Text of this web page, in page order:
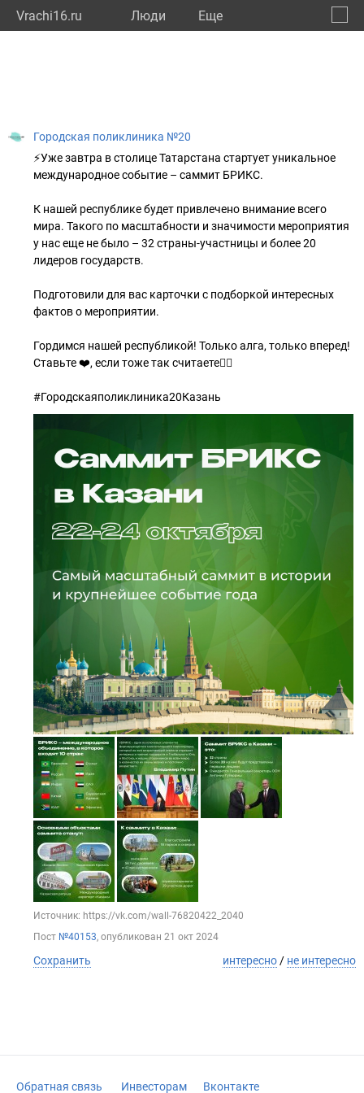
Vrachi16.ru Люди Eще
Городская поликлиника №20
⚡️Уже завтра в столице Татарстана стартует уникальное
международное событие – саммит БРИКС.
К нашей республике будет привлечено внимание всего
мира. Такого по масштабности и значимости мероприятия
у нас еще не было – 32 страны-участницы и более 20
лидеров государств.
Подготовили для вас карточки с подборкой интересных
фактов о мероприятии.
Гордимся нашей республикой! Только алга, только вперед!
Ставьте ❤️, если тоже так считаете👍🏻
#Городскаяполиклиника20Казань
Источник: https://vk.com/wall-76820422_2040
Пост №40153, опубликован 21 окт 2024
Сохранить интересно / не интересно
Обратная связь Инвесторам Вконтакте